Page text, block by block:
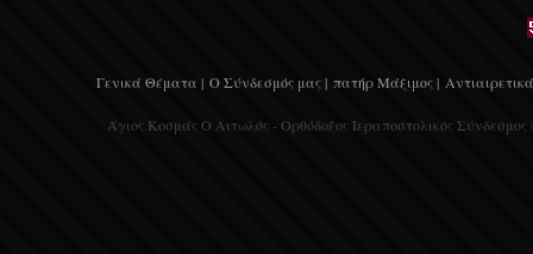
Γενικά Θέματα | Ο Σύνδεσμός μας | πατήρ Μάξιμος |
Άγιος Κοσμάς Ο Αιτωλός - Ορθόδοξος Ιεραποστολικός